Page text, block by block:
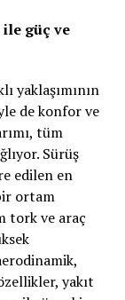
güç ve
yaklaşımının
de konfor ve
tüm
Sürüş
edilen en
ortam
tork ve araç
yakıt